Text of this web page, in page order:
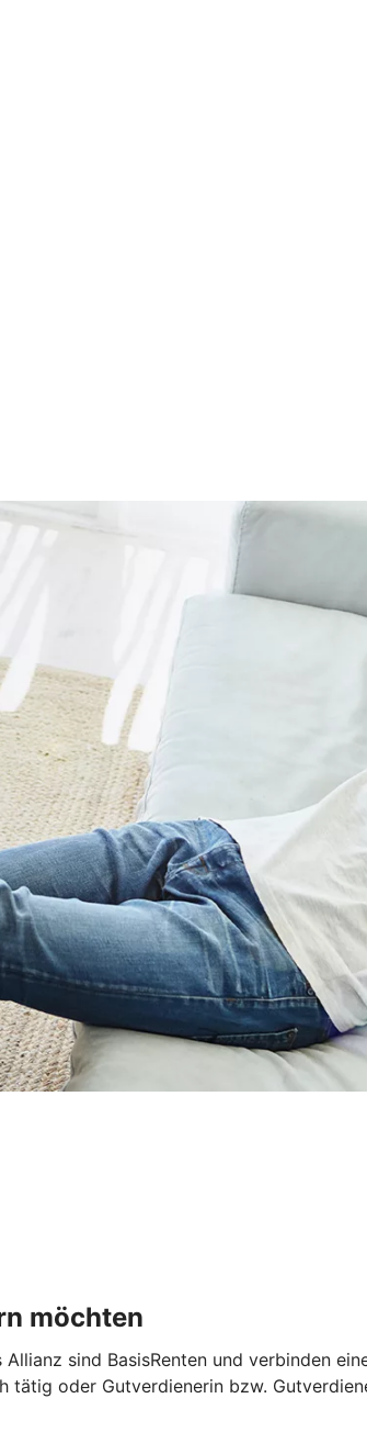
möchten
sind BasisRenten und verbinden
oder Gutverdienerin bzw.